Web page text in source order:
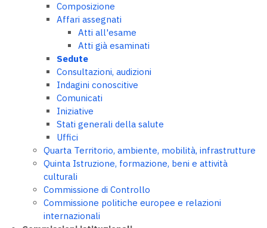
Composizione
Affari assegnati
Atti all'esame
Atti già esaminati
Sedute
Consultazioni, audizioni
Indagini conoscitive
Comunicati
Iniziative
Stati generali della salute
Uffici
Quarta Territorio, ambiente, mobilità, infrastrutture
Quinta Istruzione, formazione, beni e attività
culturali
Commissione di Controllo
Commissione politiche europee e relazioni
internazionali